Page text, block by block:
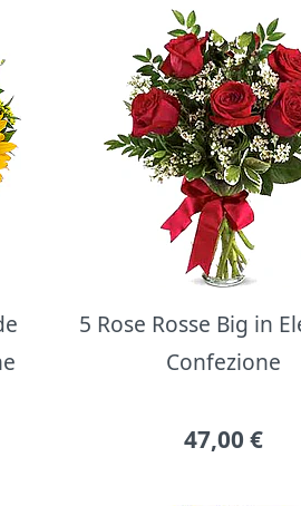
5 Rose Rosse Big in
Confezione
47,00 €